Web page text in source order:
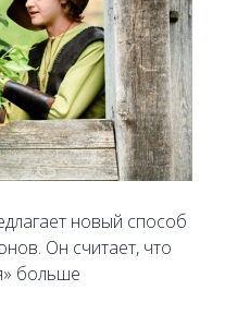
новый способ
Он считает, что
больше